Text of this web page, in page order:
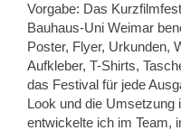
Vorgabe: Das
Bauhaus-Uni Weimar
Poster, Flyer, Urkunden,
Aufkleber, T-Shirts,
das Festival für jede
Look und die Umsetzung
entwickelte ich im Team,